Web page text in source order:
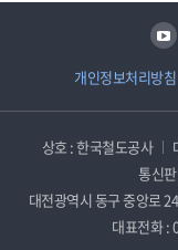
개인정보처리방침
유튜브
상호 : 한국철도공사
통신
대전광역시 동구 중앙로
대표전화 :